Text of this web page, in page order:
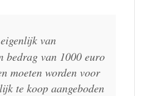
van
bedrag van 1000 euro
moeten worden voor
te koop aangeboden